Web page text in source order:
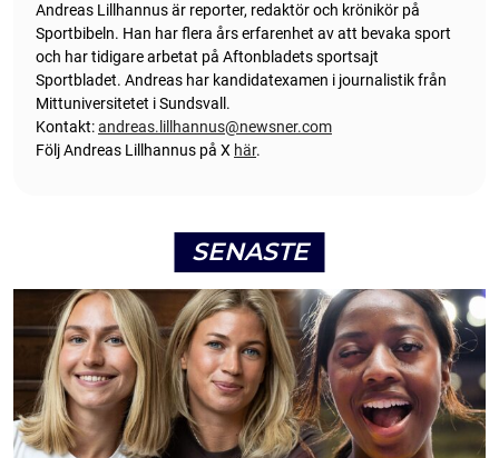
Andreas Lillhannus är reporter, redaktör och krönikör på
Sportbibeln. Han har flera års erfarenhet av att bevaka sport
och har tidigare arbetat på Aftonbladets sportsajt
Sportbladet. Andreas har kandidatexamen i journalistik från
Mittuniversitetet i Sundsvall.
Kontakt:andreas.lillhannus@newsner.com
Följ Andreas Lillhannus på X här.
SENASTE